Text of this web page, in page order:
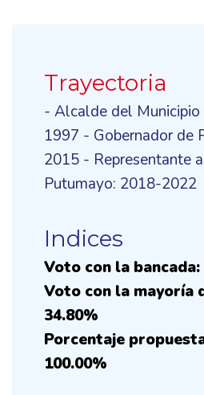
Trayectoria
- Alcalde del
1997 - Gobernador de
2015 - Representante
Putumayo: 2018-2022
Indices
Voto con la bancada:
Voto con la mayoría
34.80%
Porcentaje
100.00%